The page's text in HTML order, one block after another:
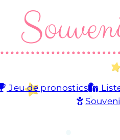
Jeu de pronostics